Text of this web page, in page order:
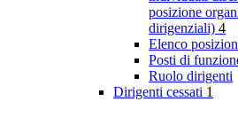
posizione
dirigenziali) 4
Elenco
Posti di
Ruolo dirigenti
Dirigenti cessati 1